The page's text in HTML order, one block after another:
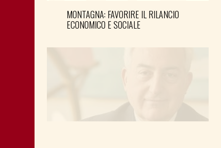
MONTAGNA: FAVORIRE IL RILANCIO
ECONOMICO E SOCIALE